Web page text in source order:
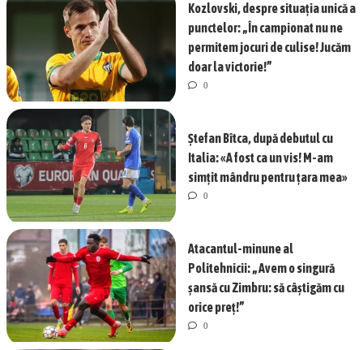
Kozlovski, despre situația unică a
punctelor: „În campionat nu ne
permitem jocuri de culise! Jucăm
doar la victorie!”
0
Ștefan Bîtca, după debutul cu
Italia: «A fost ca un vis! M-am
simțit mândru pentru țara mea»
0
Atacantul-minune al
Politehnicii: „Avem o singură
șansă cu Zimbru: să câștigăm cu
orice preț!”
0